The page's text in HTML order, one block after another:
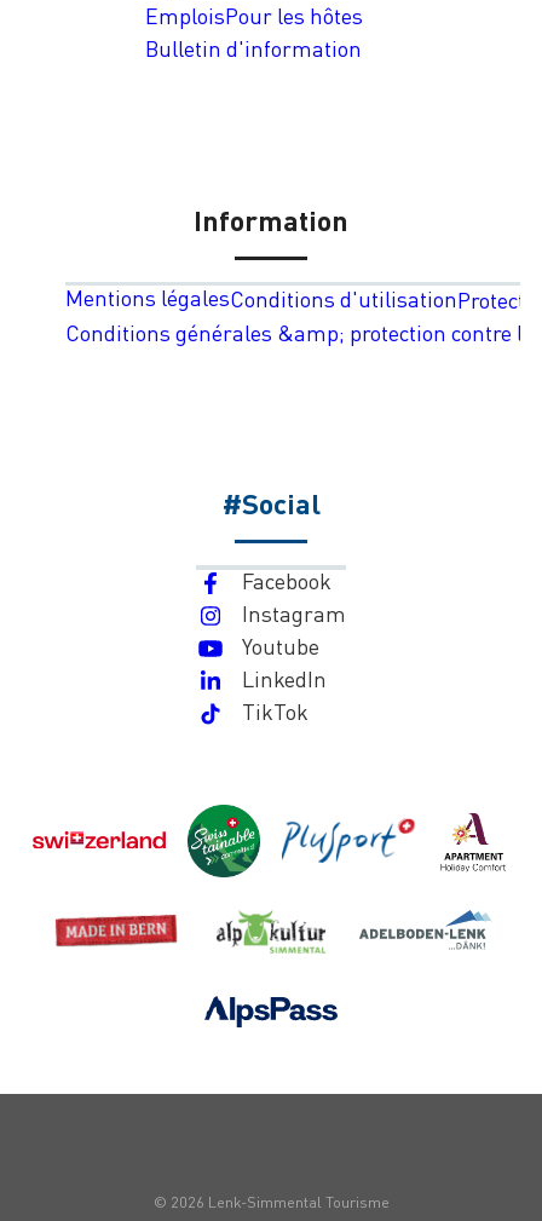
EmploisPour les hôtes
Bulletin d'information
Information
Mentions légalesConditions d'utilisation
Conditions générales &amp; protection contre
#Social
Facebook
Instagram
Youtube
LinkedIn
TikTok
© 2026 Lenk-Simmental Tourisme